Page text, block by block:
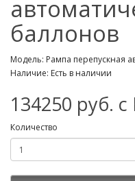
баллонов
Модель: Рампа перепускная
Наличие: Есть в наличии
134250 руб.
Количество